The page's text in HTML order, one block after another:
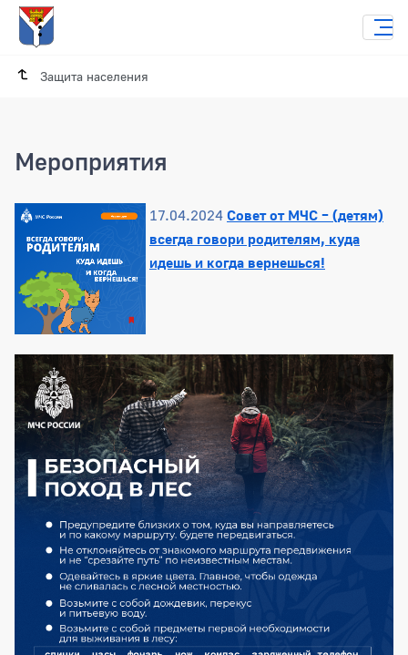
Защита населения
Мероприятия
17.04.2024 Совет от МЧС – (детям)
всегда говори родителям, куда
идешь и когда вернешься!